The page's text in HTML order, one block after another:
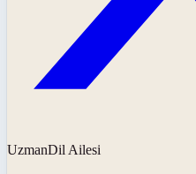
UzmanDil Ailesi